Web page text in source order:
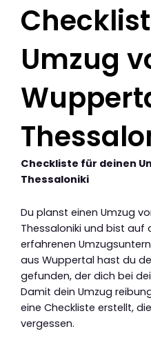
Umzug
Checkliste für deinen
Thessaloniki
Du planst einen Umzug
Thessaloniki und bist auf
erfahrenen
aus Wuppertal hast du
gefunden, der dich bei
Damit dein Umzug
eine Checkliste erstellt,
vergessen.